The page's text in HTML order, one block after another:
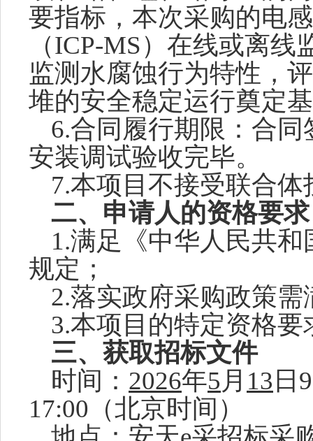
要指标，本次采购的电
（ICP-MS）在线或离
监测水腐蚀行为特性，
堆的安全稳定运行奠定
6.合同履行期限：合
安装调试验收完毕。
7.本项目不接受联合体
二、 申请人的资格要求
1.满足《中华人民共
规定；
2.落实政府采购政策
3.本项目的特定资格要
三、 获取招标文件
时间： 2026年5 月 13 日
17:00（北京时间）